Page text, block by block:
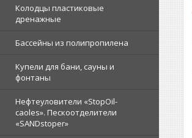
Колодцы пластиковые
дренажные
Бассейны из полипропилена
Купели для бани, сауны и
фонтаны
Нефтеуловители «StopOil-
caoles». Пескоотделители
«SANDstoper»